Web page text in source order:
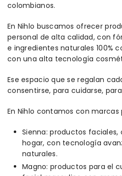
colombianos.
En Nihlo buscamos ofrecer
personal de alta calidad, con
e ingredientes naturales 100%
con una alta tecnología
Ese espacio que se regalan
consentirse, para cuidarse,
En Nihlo contamos con marcas
Sienna: productos faciales,
hogar, con tecnología
naturales.
Magno: productos para el